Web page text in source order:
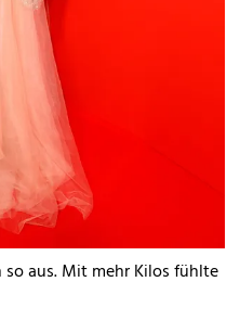
aus. Mit mehr Kilos fühlte